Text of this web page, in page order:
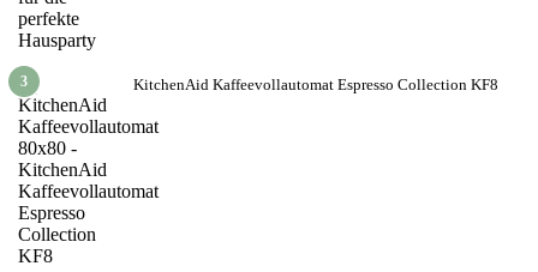
3 KitchenAid Kaffeevollautomat Espresso Collection KF8